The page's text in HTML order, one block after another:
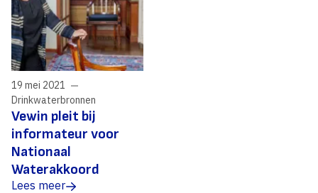
Vewin pleit bij
informateur voor
Nationaal
Waterakkoord
19 mei 2021
Drinkwaterbronnen
Lees meer